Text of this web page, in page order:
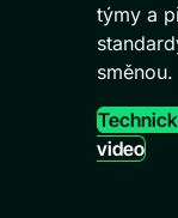
týmy a
směnou.
video